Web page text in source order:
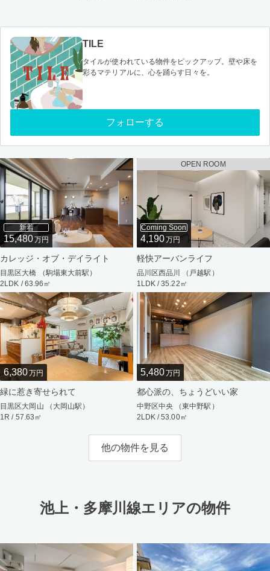
TILE
タイルが使われている物件をピックアップ。壁や床を
彩るマテリアルに、心を踊らす日々を。
フォローする
新着
15,480万円
カレッジ・オブ・デイライト
目黒区大橋 （駒場東大前駅）
2LDK / 63.96㎡
OPEN ROOM
Coming Soon
4,190万円
軽快アーバンライフ
品川区西品川 （戸越駅）
1LDK / 35.22㎡
6,380万円
緑に惹き寄せられて
目黒区大岡山 （大岡山駅）
1R / 57.63㎡
5,480万円
都心派の、ちょうどいい家
中野区中央 （東中野駅）
2LDK / 53.00㎡
他の物件を見る
池上・多摩川線エリアの物件